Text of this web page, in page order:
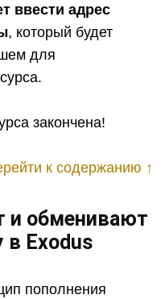
ввести адрес
, который будет
для
закончена!
к содержанию ↑
и обменивают
в Exodus
пополнения